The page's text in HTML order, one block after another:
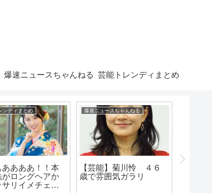
爆速ニュースちゃんねる 芸能トレンディまとめ
ンディまとめ
ああああ！！本
がロングヘアか
サリイメチェン
爆速ニュースちゃんねる
【芸能】菊川怜 ４６
歳で雰囲気ガラリ